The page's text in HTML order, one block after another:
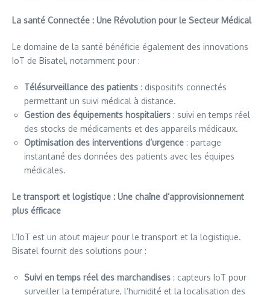
La santé Connectée : Une Révolution pour le Secteur Médical
Le domaine de la santé bénéficie également des innovations
IoT de Bisatel, notamment pour :
Télésurveillance des patients : dispositifs connectés
permettant un suivi médical à distance.
Gestion des équipements hospitaliers : suivi en temps réel
des stocks de médicaments et des appareils médicaux.
Optimisation des interventions d’urgence : partage
instantané des données des patients avec les équipes
médicales.
Le transport et logistique : Une chaîne d’approvisionnement
plus éfficace
L’IoT est un atout majeur pour le transport et la logistique.
Bisatel fournit des solutions pour :
Suivi en temps réel des marchandises : capteurs IoT pour
surveiller la température, l’humidité et la localisation des